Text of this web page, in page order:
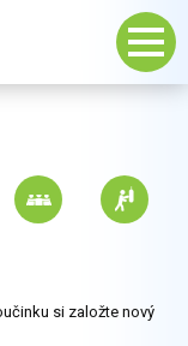
si založte nový